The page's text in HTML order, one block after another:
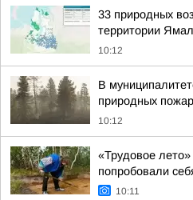
33 природных
территории
10:12
В
природных
10:12
«Трудовое
попробовали
10:11